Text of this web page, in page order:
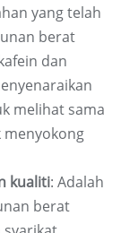
yang telah
berat
dan
melihat sama
kualiti: Adalah
berat